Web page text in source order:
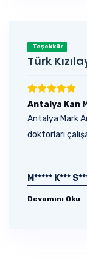
Teşekkür
Türk
Antalya Kan
Antalya Mark
M***** K***
Devamını Oku